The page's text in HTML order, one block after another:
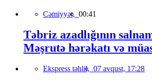
Cəmiyyət, 00:41
Təbriz azadlığının
Məşrutə hərəkatı və
Ekspress təhlil, 07 avqust, 17:28